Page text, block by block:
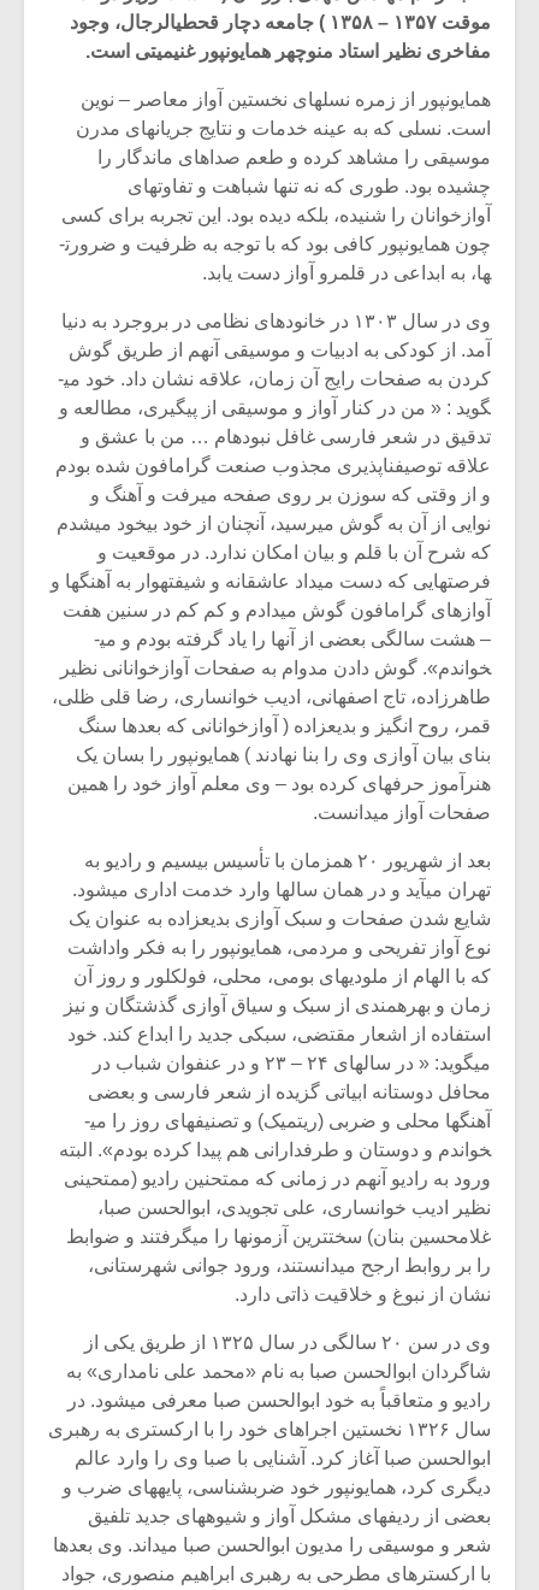
موقت ۱۳۵۷ – ۱۳۵۸ ) جامعه دچار قحطی­الرجال، وجود
مفاخری نظیر استاد منوچهر همایون­پور غنیمیتی است.
همایون­پور از زمره نسل­های نخستین آواز معاصر – نوین
است. نسلی که به عینه خدمات و نتایج جریان­های مدرن
موسیقی را مشاهد کرده و طعم صداهای ماندگار را
چشیده بود. طوری که نه تنها شباهت­ و تفاوت­های
آوازخوانان را شنیده، بلکه دیده بود. این تجربه برای کسی
چون همایون­پور کافی بود که با توجه به ظرفیت­ و ضرورت­
ها، به ابداعی در قلمرو آواز دست یابد.
وی در سال ۱۳۰۳ در خانوده­ای نظامی در بروجرد به دنیا
آمد. از کودکی به ادبیات و موسیقی آن­هم از طریق گوش
کردن به صفحات رایج آن زمان، علاقه نشان داد. خود می­
گوید : « من در کنار آواز و موسیقی از پی­گیری، مطالعه و
تدقیق در شعر فارسی غافل نبوده­ام … من با عشق و
علاقه­ توصیف­ناپذیری مجذوب صنعت گرامافون شده بودم
و از وقتی که سوزن بر روی صفحه می­رفت و آهنگ و
نوایی از آن به گوش می­رسید، آن­چنان از خود بی­خود می­شدم
که شرح آن با قلم و بیان امکان ندارد. در موقعیت­ و
فرصت­هایی که دست می­داد عاشقانه و شیفته­وار به آهنگ­ها و
آواز­های گرامافون گوش می­دادم و کم کم در سنین هفت
– هشت سالگی بعضی از آن­ها را یاد گرفته بودم و می­
خواندم». گوش دادن مدوام به صفحات آوازخوانانی نظیر
طاهرزاده، تاج اصفهانی، ادیب خوانساری، رضا قلی ظلی،
قمر، روح انگیز و بدیع­زاده ( آوازخوانانی که بعدها سنگ
بنای بیان آوازی وی را بنا نهادند ) همایون­پور را بسان یک
هنرآموز حرفه­ای کرده بود – وی معلم آواز خود را همین
صفحات آواز می­دانست.
بعد از شهریور ۲۰ همزمان با تأسیس بی­سیم و رادیو به
تهران می­آید و در همان سال­ها وارد خدمت اداری می­شود.
شایع شدن صفحات و سبک آوازی بدیع­زاده به عنوان یک
نوع آواز تفریحی و مردمی، همایون­پور را به فکر واداشت
که با الهام از ملودی­های بومی، محلی، فولکلور و روز آن
زمان و بهره­مندی از سبک و سیاق آوازی گذشتگان و نیز
استفاده از اشعار مقتضی، سبکی جدید را ابداع کند. خود
می­گوید: « در سال­های ۲۴ – ۲۳ و در عنفوان شباب در
محافل دوستانه ابیاتی گزیده از شعر فارسی و بعضی
آهنگ­ها محلی و ضربی (ریتمیک) و تصنیف­های روز را می­
خواندم و دوستان و طرفدارانی هم پیدا کرده بودم». البته
ورود به رادیو آن­هم در زمانی که ممتحنین رادیو (ممتحینی
نظیر ادیب خوانساری، علی تجویدی، ابوالحسن صبا،
غلامحسین بنان) سخت­ترین آزمون­ها را می­گرفتند و ضوابط
را بر روابط ارجح می­دانستند، ورود جوانی شهرستانی،
نشان از نبوغ و خلاقیت ذاتی دارد.
وی در سن ۲۰ سالگی در سال ۱۳۲۵ از طریق یکی از
شاگردان ابوالحسن صبا به نام «محمد علی نامداری» به
رادیو و متعاقباً به خود ابوالحسن صبا معرفی می­شود. در
سال ۱۳۲۶ نخستین اجراهای خود را با ارکستری به رهبری
ابوالحسن صبا آغاز کرد. آشنایی با صبا وی را وارد عالم
دیگری کرد، همایون­پور خود ضرب­شناسی، پایه­های ضرب و
بعضی از ردیف­های مشکل آواز و شیوه­­های جدید تلفیق
شعر و موسیقی را مدیون ابوالحسن صبا می­داند. وی بعدها
با ارکسترهای مطرحی به رهبری ابراهیم منصوری، جواد
میکلوش روژا
یادداشتی بر موسیقی
متن فیلم «متری
اگر نمی توانی
مشهورترین باشی،
بدنام ترین باش
موریس ژار
دوره
موسیقی